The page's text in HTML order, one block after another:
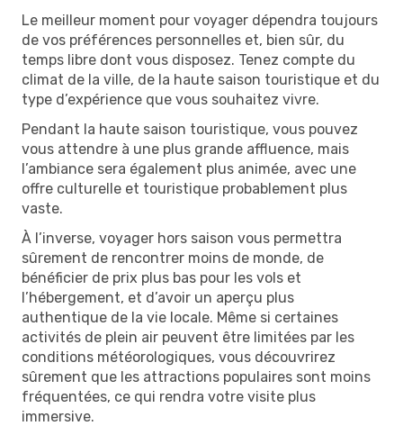
Le meilleur moment pour voyager dépendra toujours
de vos préférences personnelles et, bien sûr, du
temps libre dont vous disposez. Tenez compte du
climat de la ville, de la haute saison touristique et du
type d’expérience que vous souhaitez vivre.
Pendant la haute saison touristique, vous pouvez
vous attendre à une plus grande affluence, mais
l’ambiance sera également plus animée, avec une
offre culturelle et touristique probablement plus
vaste.
À l’inverse, voyager hors saison vous permettra
sûrement de rencontrer moins de monde, de
bénéficier de prix plus bas pour les vols et
l’hébergement, et d’avoir un aperçu plus
authentique de la vie locale. Même si certaines
activités de plein air peuvent être limitées par les
conditions météorologiques, vous découvrirez
sûrement que les attractions populaires sont moins
fréquentées, ce qui rendra votre visite plus
immersive.